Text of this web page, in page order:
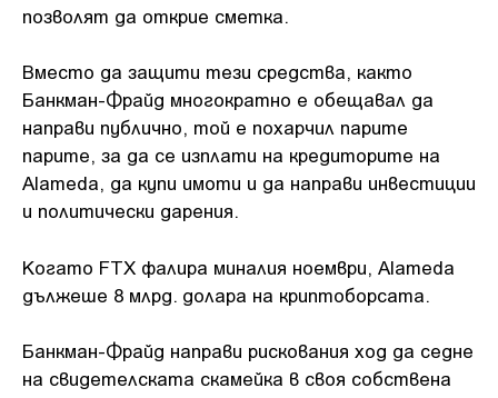
позволят да открие сметка.
Вместо да защити тези средства, както
Банкман-Фрайд многократно е обещавал да
направи публично, той е похарчил парите
парите, за да се изплати на кредиторите на
Alameda, да купи имоти и да направи инвестиции
и политически дарения.
Когато FTX фалира миналия ноември, Alameda
дължеше 8 млрд. долара на криптоборсата.
Банкман-Фрайд направи рискования ход да седне
на свидетелската скамейка в своя собствена